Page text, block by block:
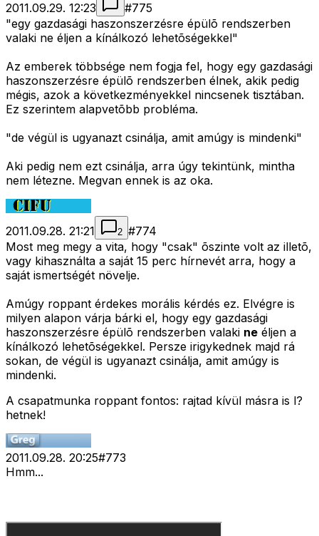
2011.09.29. 12:23
#775
"egy gazdasági haszonszerzésre épülõ rendszerben
valaki ne éljen a kínálkozó lehetõségekkel"
Az emberek többsége nem fogja fel, hogy egy gazdasági
haszonszerzésre épülõ rendszerben élnek, akik pedig
mégis, azok a következményekkel nincsenek tisztában.
Ez szerintem alapvetõbb probléma.
"de végül is ugyanazt csinálja, amit amúgy is mindenki"
Aki pedig nem ezt csinálja, arra úgy tekintünk, mintha
nem létezne. Megvan ennek is az oka.
2011.09.28. 21:21 2 #774
Most meg megy a vita, hogy "csak" õszinte volt az illetõ,
vagy kihasználta a saját 15 perc hírnevét arra, hogy a
saját ismertségét növelje.
Amúgy roppant érdekes morális kérdés ez. Elvégre is
milyen alapon várja bárki el, hogy egy gazdasági
haszonszerzésre épülõ rendszerben valaki ne éljen a
kínálkozó lehetõségekkel. Persze irigykednek majd rá
sokan, de végül is ugyanazt csinálja, amit amúgy is
mindenki.
A csapatmunka roppant fontos: rajtad kívül másra is l?
hetnek!
2011.09.28. 20:25#773
Hmm...